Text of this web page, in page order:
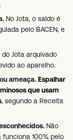
No Jota, o saldo é
pelo BACEN, e
Jota arquivado
ao aparelho.
ameaça. Espalhar
que usam
, segundo a Receita
Não
funciona 100% pelo